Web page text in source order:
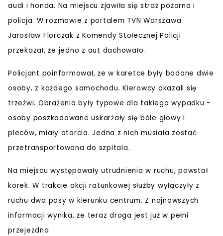
audi i honda. Na miejscu zjawiła się straż pożarna i
policja. W rozmowie z portalem TVN Warszawa
Jarosław Florczak z Komendy Stołecznej Policji
przekazał, że jedno z aut dachowało.
Policjant poinformował, że w karetce były badane dwie
osoby, z każdego samochodu. Kierowcy okazali się
trzeźwi. Obrażenia były typowe dla takiego wypadku -
osoby poszkodowane uskarżały się bóle głowy i
pleców, miały otarcia. Jedna z nich musiała zostać
przetransportowana do szpitala.
Na miejscu występowały utrudnienia w ruchu, powstał
korek. W trakcie akcji ratunkowej służby wyłączyły z
ruchu dwa pasy w kierunku centrum. Z najnowszych
informacji wynika, że teraz droga jest już w pełni
przejezdna.